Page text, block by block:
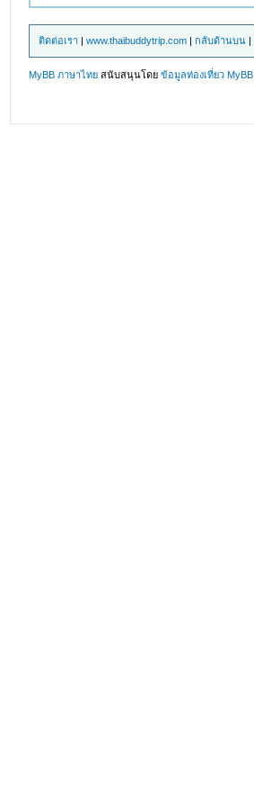
ติดต่อเรา |www.thaibuddytrip.com |กลับด้านบน |
MyBB ภาษาไทย สนับสนุนโดยข้อมูลท่องเที่ยว MyBB